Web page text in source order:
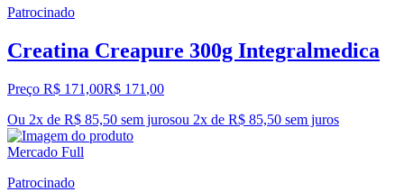
Patrocinado
Creatina Creapure 300g Integralmedica
Preço R$ 171,00R$ 171 ,00
Ou 2x de R$ 85,50 sem jurosou 2x de R$ 85,50 sem juros
Mercado Full
Patrocinado